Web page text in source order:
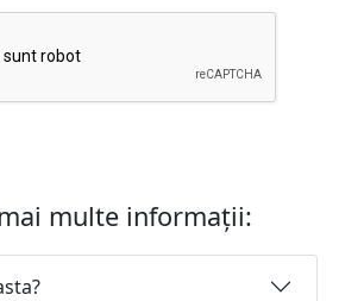
multe informații: